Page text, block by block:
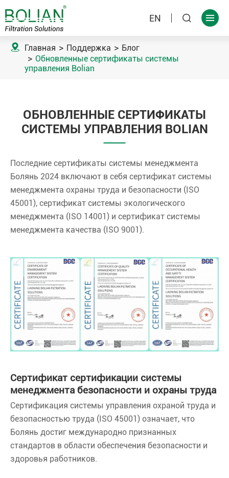
EN  
 Главная Поддержка
Блог
Обновленные сертификаты системы
управления Bolian
ОБНОВЛЕННЫЕ СЕРТИФИКАТЫ
СИСТЕМЫ УПРАВЛЕНИЯ BOLIAN
Последние сертификаты системы менеджмента
Болянь 2024 включают в себя сертификат системы
менеджмента охраны труда и безопасности (ISO
45001), сертификат системы экологического
менеджмента (ISO 14001) и сертификат системы
менеджмента качества (ISO 9001).
Сертификат сертификации системы
менеджмента безопасности и охраны труда
Сертификация системы управления охраной труда и
безопасностью труда (ISO 45001) означает, что
Болянь достиг международно признанных
стандартов в области обеспечения безопасности и
здоровья работников.